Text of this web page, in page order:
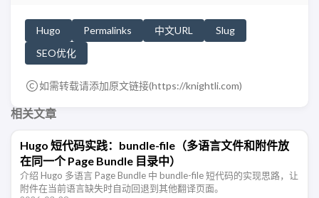
Hugo Permalinks 中文URL
Slug
SEO优化
如需转载请添加原文链接(https://knightli.com)
相关文章
Hugo 短代码实践：bundle-file（多语言文件和附件放
在同一个 Page Bundle 目录中）
介绍 Hugo 多语言 Page Bundle 中 bundle-file 短代码的实现思路，让
附件在当前语言缺失时自动回退到其他翻译页面。